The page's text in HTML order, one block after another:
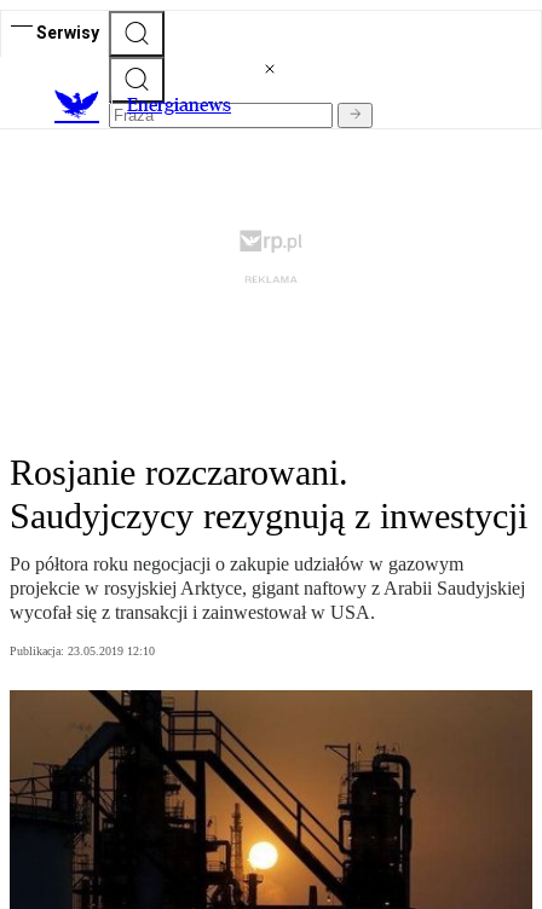
Serwisy
Energianews
Rosjanie rozczarowani.
Saudyjczycy rezygnują z inwestycji
Po półtora roku negocjacji o zakupie udziałów w gazowym
projekcie w rosyjskiej Arktyce, gigant naftowy z Arabii Saudyjskiej
wycofał się z transakcji i zainwestował w USA.
Publikacja: 23.05.2019 12:10